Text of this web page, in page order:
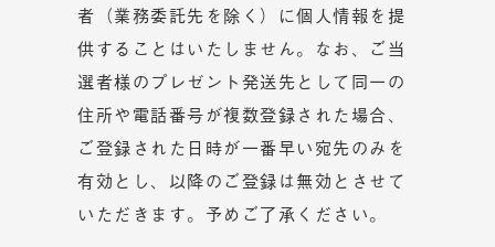
者（業務委託先を除く）に個人情報を提
供することはいたしません。なお、ご当
選者様のプレゼント発送先として同一の
住所や電話番号が複数登録された場合、
ご登録された日時が一番早い宛先のみを
有効とし、以降のご登録は無効とさせて
いただきます。予めご了承ください。